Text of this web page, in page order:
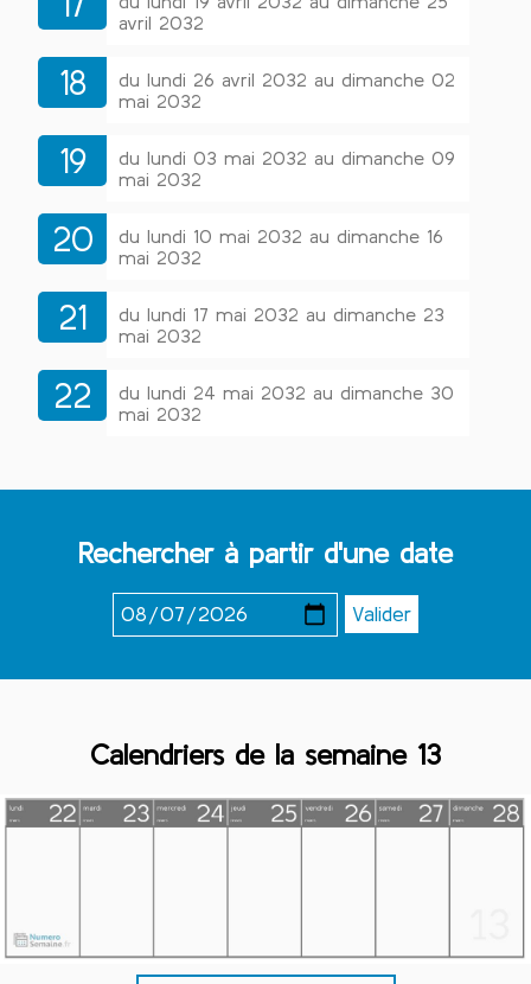
avril 2032
18
du lundi 26 avril 2032 au dimanche 02
mai 2032
19
du lundi 03 mai 2032 au dimanche 09
mai 2032
20
du lundi 10 mai 2032 au dimanche 16
mai 2032
21
du lundi 17 mai 2032 au dimanche 23
mai 2032
22
du lundi 24 mai 2032 au dimanche 30
mai 2032
Rechercher à partir d'une date
Calendriers de la semaine 13